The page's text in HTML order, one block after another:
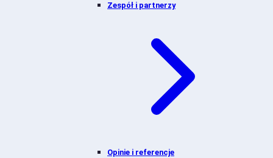
Zespół i partnerzy
Opinie i referencje